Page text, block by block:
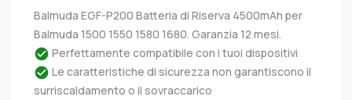
Balmuda EGF-P200 Batteria di Riserva 4500mAh per
Balmuda 1500 1550 1580 1680. Garanzia 12 mesi.
Perfettamente compatibile con i tuoi dispositivi
Le caratteristiche di sicurezza non garantiscono il
surriscaldamento o il sovraccarico